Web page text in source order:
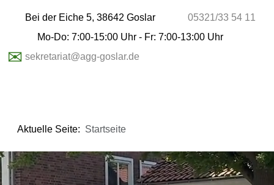
Bei der Eiche 5, 38642 Goslar
05321/33 54 11
Mo-Do: 7:00-15:00 Uhr - Fr: 7:00-13:00 Uhr
✉ sekretariat@agg-goslar.de
Aktuelle Seite: Startseite